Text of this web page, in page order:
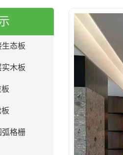
生态板
木板
弧格栅